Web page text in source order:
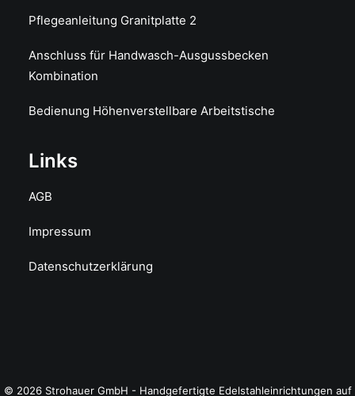
Pflegeanleitung Granitplatte 2
Anschluss für Handwasch-Ausgussbecken
Kombination
Bedienung Höhenverstellbare Arbeitstische
Links
AGB
Impressum
Datenschutzerklärung
© 2026 Strohauer GmbH - Handgefertigte Edelstahleinrichtungen auf